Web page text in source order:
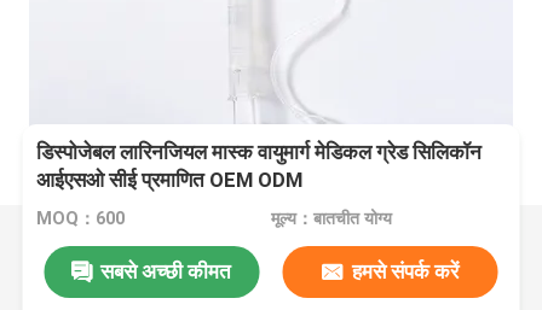
डिस्पोजेबल लारिनजियल मास्क वायुमार्ग मेडिकल ग्रेड सिलिकॉन
आईएसओ सीई प्रमाणित OEM ODM
MOQ：600 मूल्य：बातचीत योग्य
सबसे अच्छी कीमत हमसे संपर्क करें